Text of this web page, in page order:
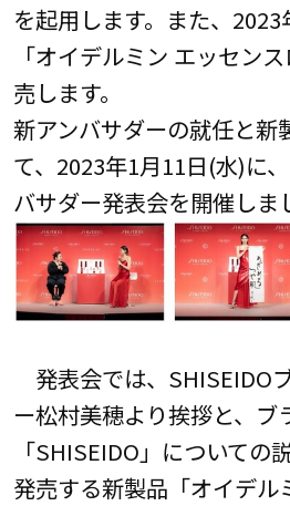
を起用します。また、
「オイデルミン エッセン
売します。
新アンバサダーの就任と新
て、2023年1月11日(水)に
バサダー発表会を開催しま
発表会では、SHISEIDO
ー松村美穂より挨拶と、ブ
「SHISEIDO」についての
発売する新製品「オイデル